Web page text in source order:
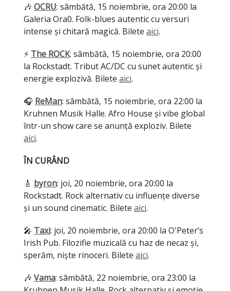
🎶 OCRU: sâmbătă, 15 noiembrie, ora 20:00 la
Galeria Ora0. Folk-blues autentic cu versuri
intense și chitară magică. Bilete aici.
⚡ The ROCK: sâmbătă, 15 noiembrie, ora 20:00
la Rockstadt. Tribut AC/DC cu sunet autentic și
energie explozivă. Bilete aici.
🎧 ReMan: sâmbătă, 15 noiembrie, ora 22:00 la
Kruhnen Musik Halle. Afro House și vibe global
într-un show care se anunță exploziv. Bilete
aici.
ÎN CURÂND
🎸 byron: joi, 20 noiembrie, ora 20:00 la
Rockstadt. Rock alternativ cu influențe diverse
și un sound cinematic. Bilete aici.
🎤 Taxi: joi, 20 noiembrie, ora 20:00 la O'Peter’s
Irish Pub. Filozifie muzicală cu haz de necaz și,
sperăm, niște rinoceri. Bilete aici.
🎶 Vama: sâmbătă, 22 noiembrie, ora 23:00 la